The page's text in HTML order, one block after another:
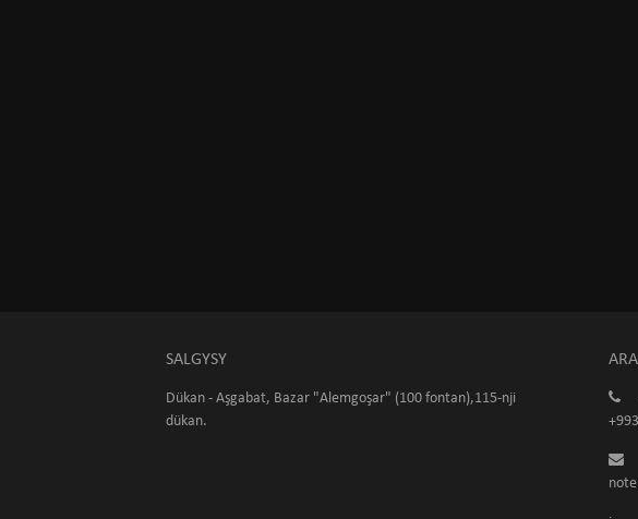
SALGYSY
Dükan - Aşgabat, Bazar "Alemgoşar" (100 fontan),115-nji
dükan.